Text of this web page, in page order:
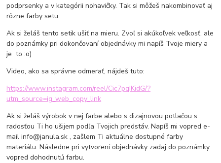
podprsenky a v kategórii nohavičky. Tak si môžeš nakombinovať aj
rôzne farby setu.
Ak si želáš tento setik ušiť na mieru. Zvoľ si akúkoľvek veľkosť, ale
do poznámky pri dokončovaní objednávky mi napíš Tvoje miery a
je to :o)
Video, ako sa správne odmerať, nájdeš tuto:
https://www.instagram.com/reel/Cic7pqIKidG/?
utm_source=ig_web_copy_link
Ak si želáš výrobok v nej farbe alebo s dizajnovou potlačou s
radosťou Ti ho ušijem podľa Tvojich predstáv. Napíš mi vopred e-
mail info@janula.sk , zašlem Ti aktuálne dostupné farby
materiálu. Následne pri vytvorení objednávky zadaj do poznámky
vopred dohodnutú farbu.